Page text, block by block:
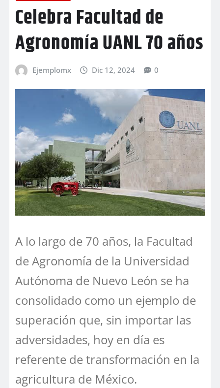
Celebra Facultad de
Agronomía UANL 70 años
Ejemplomx Dic 12, 2024 0
A lo largo de 70 años, la Facultad
de Agronomía de la Universidad
Autónoma de Nuevo León se ha
consolidado como un ejemplo de
superación que, sin importar las
adversidades, hoy en día es
referente de transformación en la
agricultura de México.